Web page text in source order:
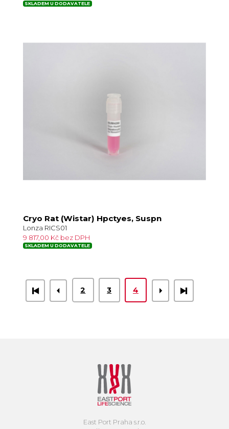
SKLADEM U DODAVATELE
Cryo Rat (Wistar) Hpctyes, Suspn
Lonza RICS01
9 817,00 Kč bez DPH
SKLADEM U DODAVATELE
2 3 4
East Port Praha s.r.o.